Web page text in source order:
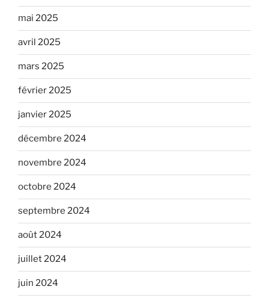
mai 2025
avril 2025
mars 2025
février 2025
janvier 2025
décembre 2024
novembre 2024
octobre 2024
septembre 2024
août 2024
juillet 2024
juin 2024